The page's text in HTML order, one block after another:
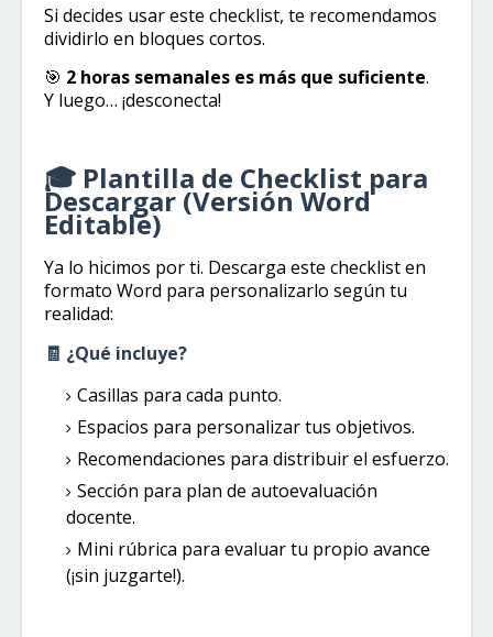
Si decides usar este checklist, te recomendamos
dividirlo en bloques cortos.
🎯 2 horas semanales es más que suficiente.
Y luego… ¡desconecta!
🎓 Plantilla de Checklist para
Descargar (Versión Word
Editable)
Ya lo hicimos por ti. Descarga este checklist en
formato Word para personalizarlo según tu
realidad:
🧾 ¿Qué incluye?
Casillas para cada punto.
Espacios para personalizar tus objetivos.
Recomendaciones para distribuir el esfuerzo.
Sección para plan de autoevaluación
docente.
Mini rúbrica para evaluar tu propio avance
(¡sin juzgarte!).